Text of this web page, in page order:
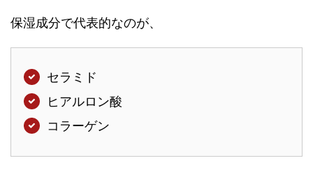
保湿成分で代表的なのが、
セラミド
ヒアルロン酸
コラーゲン